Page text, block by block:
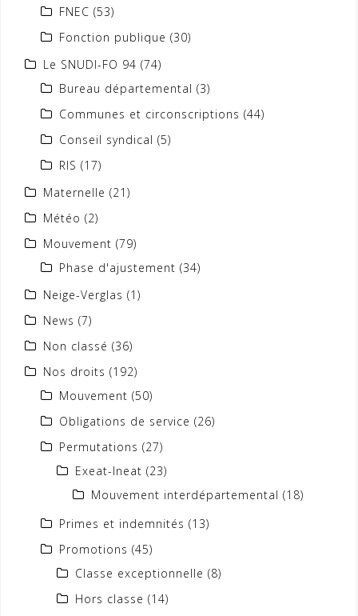
FNEC (53)
Fonction publique (30)
Le SNUDI-FO 94 (74)
Bureau départemental (3)
Communes et circonscriptions (44)
Conseil syndical (5)
RIS (17)
Maternelle (21)
Météo (2)
Mouvement (79)
Phase d'ajustement (34)
Neige-Verglas (1)
News (7)
Non classé (36)
Nos droits (192)
Mouvement (50)
Obligations de service (26)
Permutations (27)
Exeat-Ineat (23)
Mouvement interdépartemental (18)
Primes et indemnités (13)
Promotions (45)
Classe exceptionnelle (8)
Hors classe (14)